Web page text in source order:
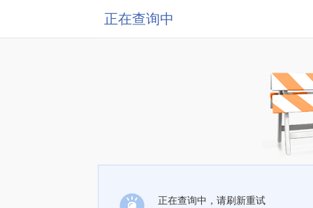
正在查询中
正在查询中，请刷新重试